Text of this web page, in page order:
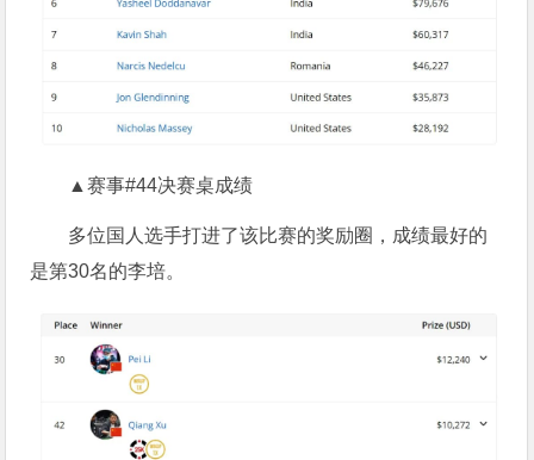
▲赛事#44决赛桌成绩
多位国人选手打进了该比赛的奖励圈，成绩最好的
是第30名的李培。